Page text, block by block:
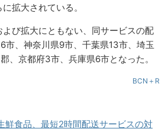
拡大されている。
び拡大にともない、同サービスの配
市、神奈川県9市、千葉県13市、埼玉
、京都府3市、兵庫県6市となった。
BCN＋R
鮮食品、最短2時間配送サービスの対